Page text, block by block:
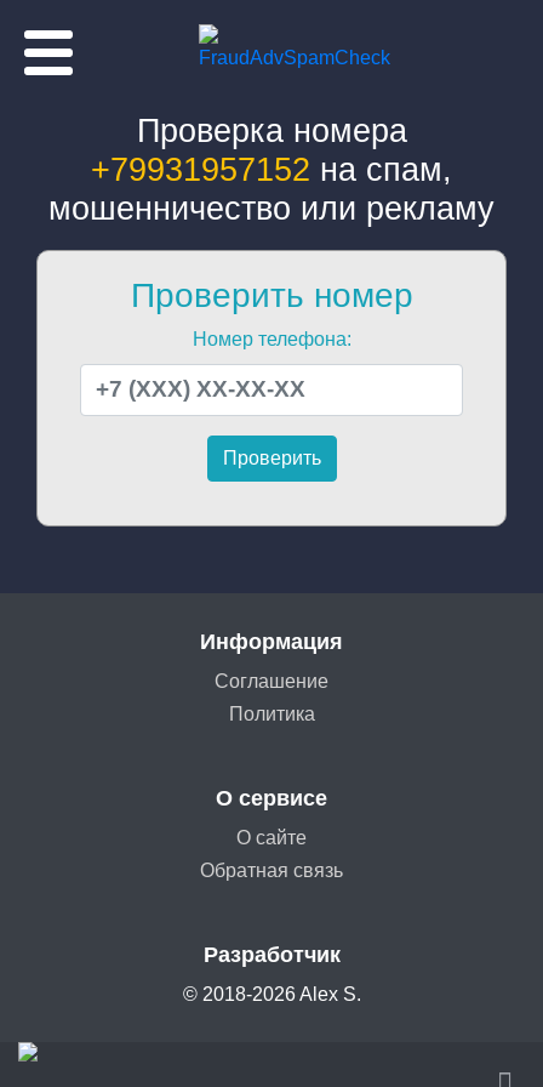
Проверка номера
+79931957152 на спам,
мошенничество или рекламу
Проверить номер
Номер телефона:
Информация
Соглашение
Политика
О сервисе
О сайте
Обратная связь
Разработчик
© 2018-2026 Alex S.